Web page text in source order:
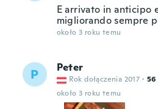
E arrivato in anticipo
migliorando sempre
około 3 roku temu
P Peter
Rok dołączenia 2017 · 56
około 3 roku temu